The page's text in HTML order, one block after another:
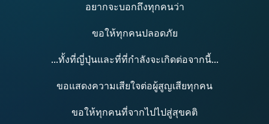
อยากจะบอกถึงทุกคนว่า
ขอให้ทุกคนปลอดภัย
...ทั้งที่ญี่ปุ่นและที่ที่กำลังจะเกิดต่อจากนี้...
ขอแสดงความเสียใจต่อผู้สูญเสียทุกคน
ขอให้ทุกคนที่จากไปไปสู่สุขคติ